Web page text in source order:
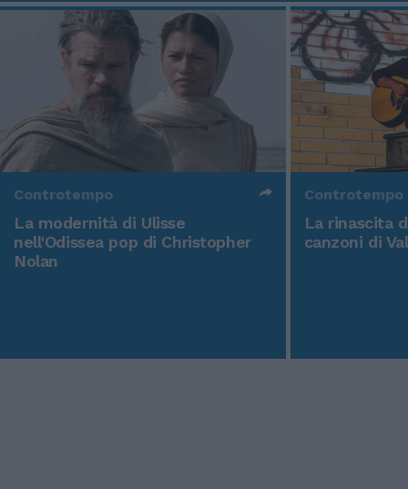
Controtempo
La modernità di Ulisse
nell'Odissea pop di Christopher
Nolan
Controtempo
La rinascita
canzoni di